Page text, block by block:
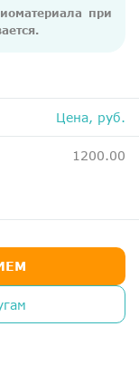
Анализы
Чекапы
для налоговой
при
Цена, руб.
1200.00